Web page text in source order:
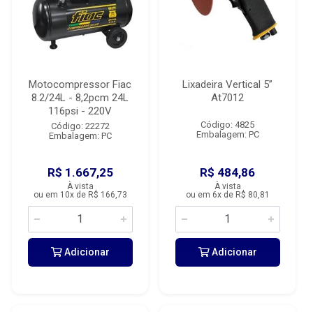
Motocompressor Fiac
8.2/24L - 8,2pcm 24L
116psi - 220V
Código: 22272
Embalagem: PC
R$ 1.667,25
À vista
ou em 10x de R$ 166,73
Adicionar
Lixadeira Vertical 5”
At7012
Código: 4825
Embalagem: PC
R$ 484,86
À vista
ou em 6x de R$ 80,81
Adicionar